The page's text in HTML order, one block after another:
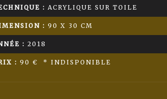
: ACRYLIQUE SUR TOILE
: 90 X 30 CM
: 2018
: 90 € * INDISPONIBLE